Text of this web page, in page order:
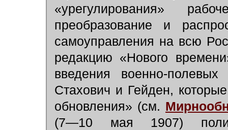
«урегулирования»
преобразование и
самоуправления на всю
редакцию «Нового
введения военно-
Стахович и Гейден,
обновления» (см.
(7—10 мая 1907)